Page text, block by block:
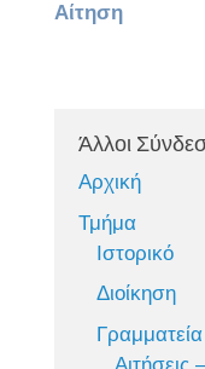
Αίτηση
Άλλοι
Αρχική
Τμήμα
Ιστορικό
Διοίκηση
Γραμματεία
Αιτήσεις